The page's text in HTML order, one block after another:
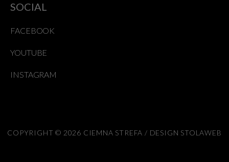
SOCIAL
FACEBOOK
YOUTUBE
INSTAGRAM
COPYRIGHT © 2026 CIEMNA STREFA / DESIGN STOLAWEB